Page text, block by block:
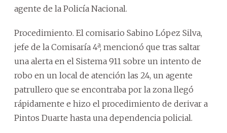
agente de la Policía Nacional.
Procedimiento. El comisario Sabino López Silva,
jefe de la Comisaría 4ª, mencionó que tras saltar
una alerta en el Sistema 911 sobre un intento de
robo en un local de atención las 24, un agente
patrullero que se encontraba por la zona llegó
rápidamente e hizo el procedimiento de derivar a
Pintos Duarte hasta una dependencia policial.